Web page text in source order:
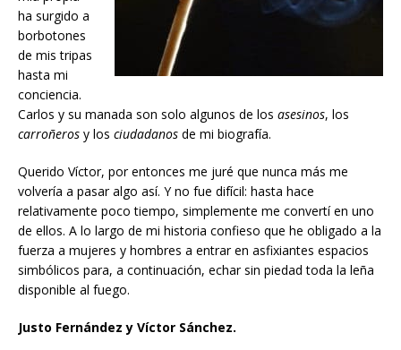
ha surgido a
borbotones
de mis tripas
hasta mi
conciencia.
Carlos y su manada son solo algunos de los asesinos, los
carroñeros y los ciudadanos de mi biografía.
Querido Víctor, por entonces me juré que nunca más me
volvería a pasar algo así. Y no fue difícil: hasta hace
relativamente poco tiempo, simplemente me convertí en uno
de ellos. A lo largo de mi historia confieso que he obligado a la
fuerza a mujeres y hombres a entrar en asfixiantes espacios
simbólicos para, a continuación, echar sin piedad toda la leña
disponible al fuego.
Justo Fernández y Víctor Sánchez.